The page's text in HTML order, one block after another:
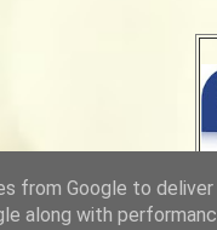
from Google to
along with